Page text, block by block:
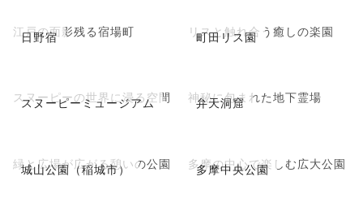
日野宿
江戸の面影残る宿場町 町田リス園
リスと触れ合う癒しの楽園
スヌーピーミュージアム
スヌーピーの世界に浸る空間 弁天洞窟
神秘に包まれた地下霊場
城山公園（稲城市）
緑と広場が広がる憩いの公園 多摩中央公園
多摩の中心で楽しむ広大公園